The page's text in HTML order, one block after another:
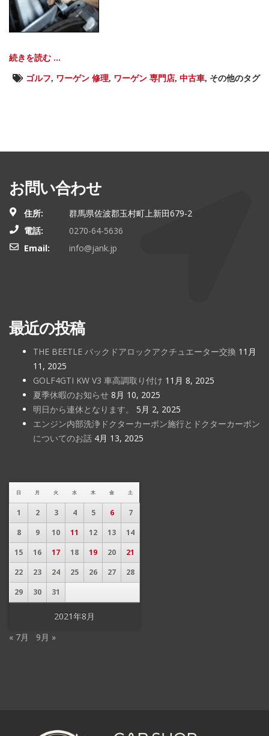
続きを読む ...
ゴルフ, ワーゲン 修理, ワーゲン 専門店, 中古車, その他のタグ
お問い合わせ
住所:
群馬県佐波郡玉村町上新田679-2
電話:
0270-64-5636
Email:
info@jank.jp
最近の投稿
THE BEETLE バックドアロックアクチュエーター交換 11月
11, 2025
GOLF4GTI KW V3 車高調取り付け 11月 8, 2025
夏季休暇のお知らせ 8月 10, 2025
明日から連休となります。
5月 2, 2025
エンジン内部洗浄ドクターカーボン施行とドクターカーボン
についてのお話 4月 13, 2025
2021年8月
日 月 火 水 木 金 土
1 2 3 4 5 6
7
8
9 10 11 12 13
14
15
16 17 18 19 20
21
22
23 24 25 26 27
28
29
30 31
« 7月 9月 »